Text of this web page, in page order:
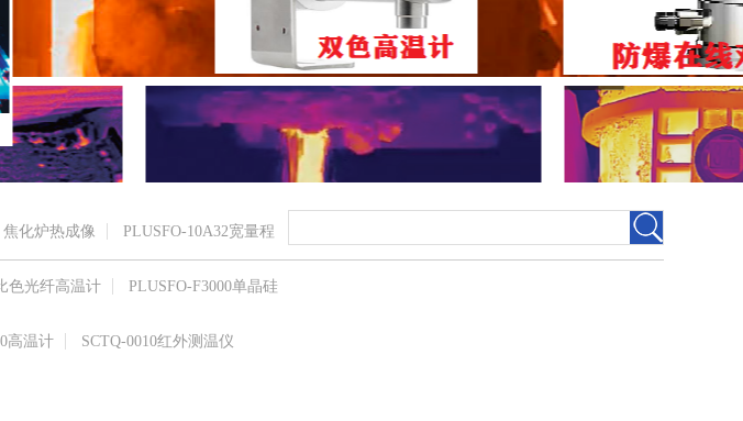
化炉热成像 PLUSFO-10A32宽量程
色光纤高温计 PLUSFO-F3000单晶硅​
高温计 SCTQ-0010红外测温仪